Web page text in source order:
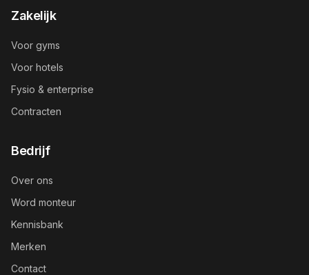
Zakelijk
Voor gyms
Voor hotels
Fysio & enterprise
Contracten
Bedrijf
Over ons
Word monteur
Kennisbank
Merken
Contact